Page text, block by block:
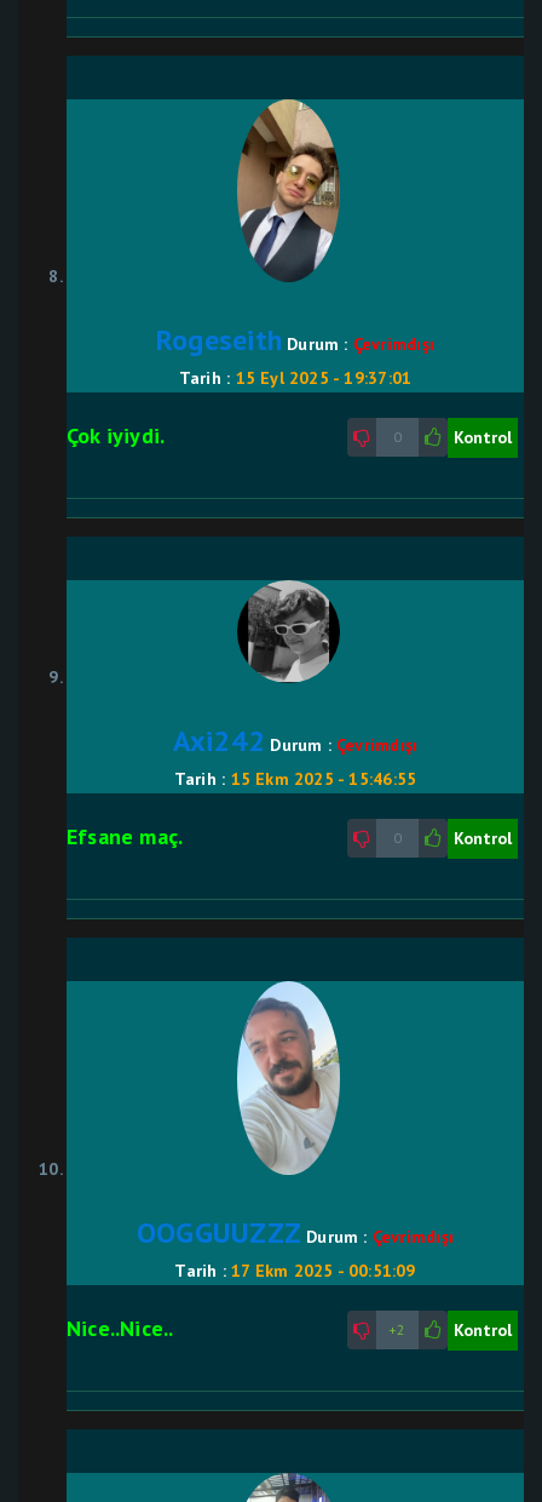
Rogeseith Durum : Çevrimdışı
Tarih : 15 Eyl 2025 - 19:37:01
0 Kontrol
Çok iyiydi.
Axi242 Durum : Çevrimdışı
Tarih : 15 Ekm 2025 - 15:46:55
0 Kontrol
Efsane maç.
OOGGUUZZZ Durum : Çevrimdışı
Tarih :17 Ekm 2025 - 00:51:09
+2 Kontrol
Nice..Nice..